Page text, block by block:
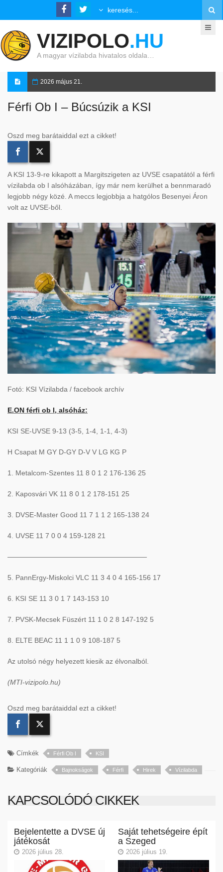
VIZIPOLO.HU
A magyar vízilabda hivatalos oldala…
2026 május 21.
Férfi Ob I – Búcsúzik a KSI
Oszd meg barátaiddal ezt a cikket!
A KSI 13-9-re kikapott a Margitszigeten az UVSE csapatától a férfi
vízilabda ob I alsóházában, így már nem kerülhet a bennmaradó
legjobb négy közé. A meccs legjobbja a hatgólos Besenyei Áron
volt az UVSE-ből.
Fotó: KSI Vízilabda / facebook archív
E.ON férfi ob I, alsóház:
KSI SE-UVSE 9-13 (3-5, 1-4, 1-1, 4-3)
H Csapat M GY D-GY D-V V LG KG P
1. Metalcom-Szentes 11 8 0 1 2 176-136 25
2. Kaposvári VK 11 8 0 1 2 178-151 25
3. DVSE-Master Good 11 7 1 1 2 165-138 24
4. UVSE 11 7 0 0 4 159-128 21
————————————————————
5. PannErgy-Miskolci VLC 11 3 4 0 4 165-156 17
6. KSI SE 11 3 0 1 7 143-153 10
7. PVSK-Mecsek Füszért 11 1 0 2 8 147-192 5
8. ELTE BEAC 11 1 1 0 9 108-187 5
Az utolsó négy helyezett kiesik az élvonalból.
(MTI-vizipolo.hu)
Oszd meg barátaiddal ezt a cikket!
Címkék Férfi Ob I KSI
Kategóriák Bajnokságok Férfi Hirek Vízilabda
KAPCSOLÓDÓ CIKKEK
Bejelentette a DVSE új
játékosát
2026 július 28.
Saját tehetségeire épít
a Szeged
2026 július 19.